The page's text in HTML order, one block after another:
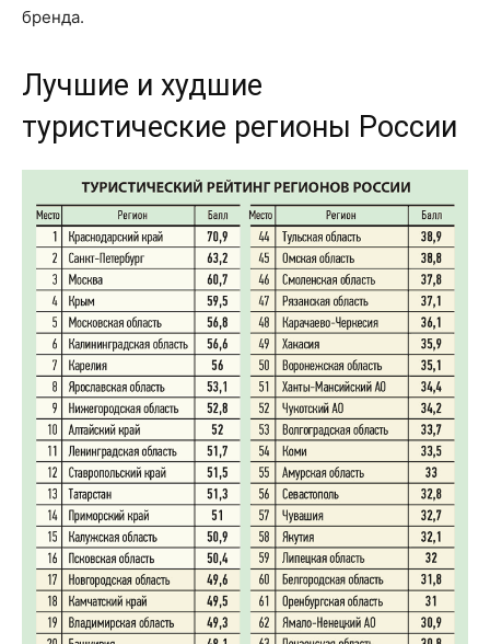
бренда.
Лучшие и худшие
туристические регионы России